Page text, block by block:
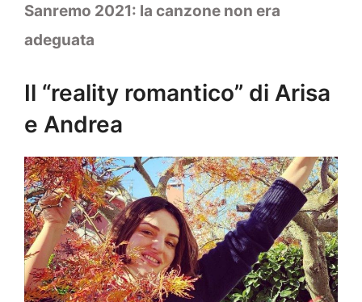
Sanremo 2021: la canzone non era
adeguata
Il “reality romantico” di Arisa
e Andrea